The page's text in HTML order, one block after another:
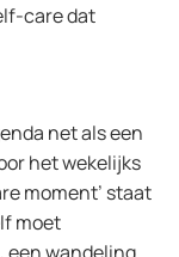
care dat
net als een
het wekelijks
moment’ staat
moet